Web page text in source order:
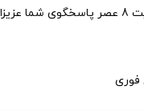
درحدآکبند
فوری